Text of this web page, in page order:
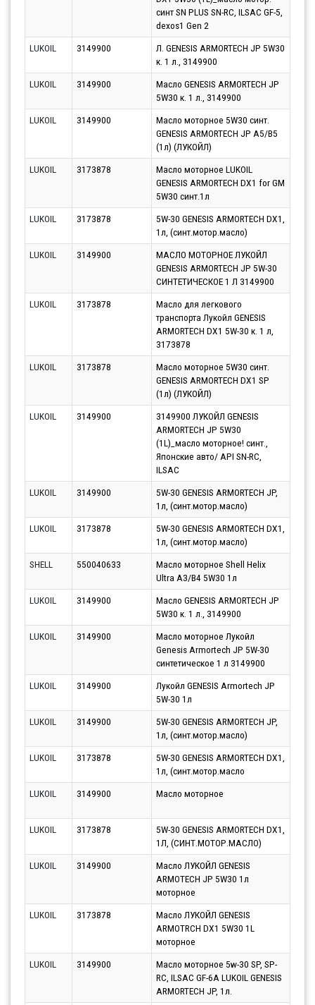
синт SN PLUS SN-RC, ILSAC GF-5,
dexos1 Gen 2
LUKOIL 3149900
Л. GENESIS ARMORTECH JP 5W30
к. 1 л., 3149900
LUKOIL
3149900
Масло GENESIS ARMORTECH JP
5W30 к. 1 л., 3149900
LUKOIL
3149900
Масло моторное 5W30 синт.
GENESIS ARMORTECH JP A5/B5
(1л) (ЛУКОЙЛ)
LUKOIL 3173878
Масло моторное LUKOIL
GENESIS ARMORTECH DX1 for GM
5W30 синт.1л
LUKOIL 3173878
5W-30 GENESIS ARMORTECH DX1,
1л, (синт.мотор.масло)
LUKOIL
3149900
МАСЛО МОТОРНОЕ ЛУКОЙЛ
GENESIS ARMORTECH JP 5W-30
СИНТЕТИЧЕСКОЕ 1 Л 3149900
LUKOIL 3173878
Масло для легкового
транспорта Лукойл GENESIS
ARMORTECH DX1 5W-30 к. 1 л,
3173878
LUKOIL 3173878
Масло моторное 5W30 синт.
GENESIS ARMORTECH DX1 SP
(1л) (ЛУКОЙЛ)
LUKOIL 3149900
3149900 ЛУКОЙЛ GENESIS
ARMORTECH JP 5W30
(1L)_масло моторное! синт.,
Японские авто/ API SN-RC,
ILSAC
LUKOIL 3149900
5W-30 GENESIS ARMORTECH JP,
1л, (синт.мотор.масло)
LUKOIL
3173878
5W-30 GENESIS ARMORTECH DX1,
1л, (синт.мотор.масло)
SHELL
550040633
Масло моторное Shell Helix
Ultra A3/B4 5W30 1л
LUKOIL
3149900
Масло GENESIS ARMORTECH JP
5W30 к. 1 л., 3149900
LUKOIL
3149900
Масло моторное Лукойл
Genesis Armortech JP 5W-30
синтетическое 1 л 3149900
LUKOIL 3149900
Лукойл GENESIS Armortech JP
5W-30 1л
LUKOIL
3149900
5W-30 GENESIS ARMORTECH JP,
1л, (синт.мотор.масло)
LUKOIL
3173878
5W-30 GENESIS ARMORTECH DX1,
1л, (синт.мотор.масло
LUKOIL
3149900 Масло моторное
LUKOIL
3173878
5W-30 GENESIS ARMORTECH DX1,
1Л, (СИНТ.МОТОР.МАСЛО)
LUKOIL
3149900
Масло ЛУКОЙЛ GENESIS
ARMOTECH JP 5W30 1л
моторное
LUKOIL 3173878
Масло ЛУКОЙЛ GENESIS
ARMOTRCH DX1 5W30 1L
моторное
LUKOIL 3149900
Масло моторное 5w-30 SP, SP-
RC, ILSAC GF-6A LUKOIL GENESIS
ARMORTECH JP, 1л.